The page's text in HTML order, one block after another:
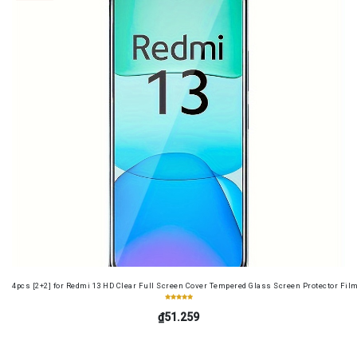
4pcs [2+2] for Redmi 13 HD Clear Full Screen Cover Tempered Glass Screen Protector
₫51.259